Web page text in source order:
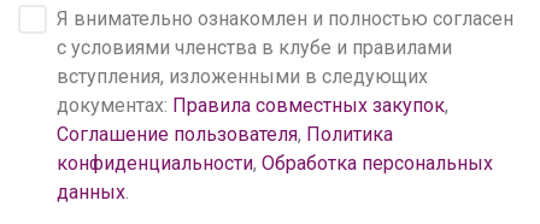
Я внимательно ознакомлен и полностью согласен
с условиями членства в клубе и правилами
вступления, изложенными в следующих
документах: Правила совместных закупок,
Соглашение пользователя, Политика
конфиденциальности, Обработка персональных
данных